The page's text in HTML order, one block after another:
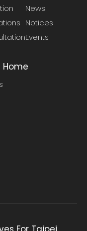
News
Notices
Events
Home